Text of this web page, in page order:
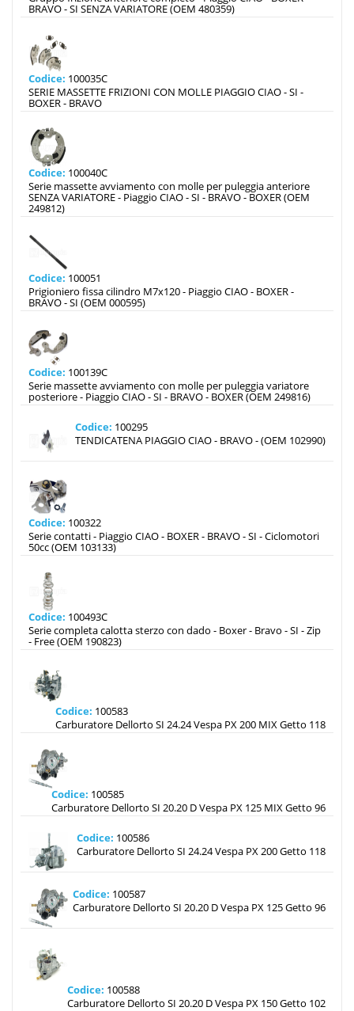
BRAVO - SI SENZA VARIATORE (OEM 480359)
Codice: 100035C
SERIE MASSETTE FRIZIONI CON MOLLE PIAGGIO CIAO - SI -
BOXER - BRAVO
Codice: 100040C
Serie massette avviamento con molle per puleggia anteriore
SENZA VARIATORE - Piaggio CIAO - SI - BRAVO - BOXER (OEM
249812)
Codice: 100051
Prigioniero fissa cilindro M7x120 - Piaggio CIAO - BOXER -
BRAVO - SI (OEM 000595)
Codice: 100139C
Serie massette avviamento con molle per puleggia variatore
posteriore - Piaggio CIAO - SI - BRAVO - BOXER (OEM 249816)
Codice: 100295
TENDICATENA PIAGGIO CIAO - BRAVO - (OEM 102990)
Codice: 100322
Serie contatti - Piaggio CIAO - BOXER - BRAVO - SI - Ciclomotori
50cc (OEM 103133)
Codice: 100493C
Serie completa calotta sterzo con dado - Boxer - Bravo - SI - Zip
- Free (OEM 190823)
Codice: 100583
Carburatore Dellorto SI 24.24 Vespa PX 200 MIX Getto 118
Codice: 100585
Carburatore Dellorto SI 20.20 D Vespa PX 125 MIX Getto 96
Codice: 100586
Carburatore Dellorto SI 24.24 Vespa PX 200 Getto 118
Codice: 100587
Carburatore Dellorto SI 20.20 D Vespa PX 125 Getto 96
Codice: 100588
Carburatore Dellorto SI 20.20 D Vespa PX 150 Getto 102